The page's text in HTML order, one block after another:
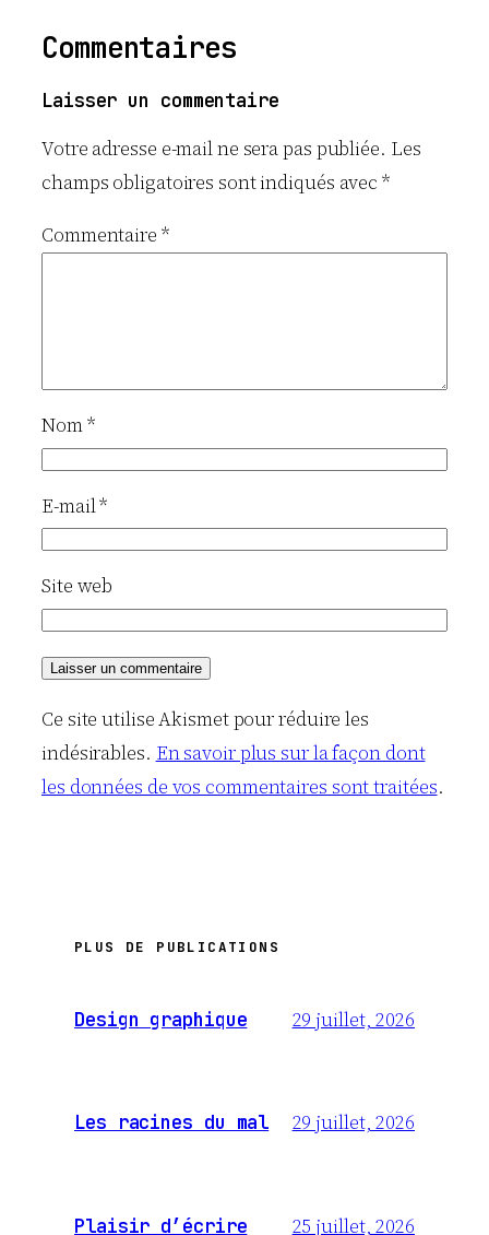
Commentaires
Laisser un commentaire
Votre adresse e-mail ne sera pas publiée. Les
champs obligatoires sont indiqués avec*
Commentaire *
Nom*
E-mail*
Site web
Ce site utilise Akismet pour réduire les
indésirables. En savoir plus sur la façon dont
les données de vos commentaires sont traitées.
PLUS DE PUBLICATIONS
Design graphique 29 juillet, 2026
Les racines du mal 29 juillet, 2026
Plaisir d’écrire 25 juillet, 2026